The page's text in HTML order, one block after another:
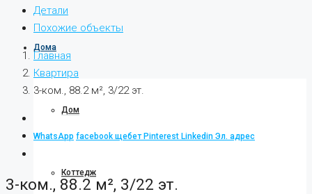
Дома
Дом
Коттедж
Детали
Похожие объекты
Главная
Квартира
3-ком., 88.2 м², 3/22 эт.
WhatsApp facebook щебет Pinterest Linkedin Эл. адрес
3-ком., 88.2 м², 3/22 эт.